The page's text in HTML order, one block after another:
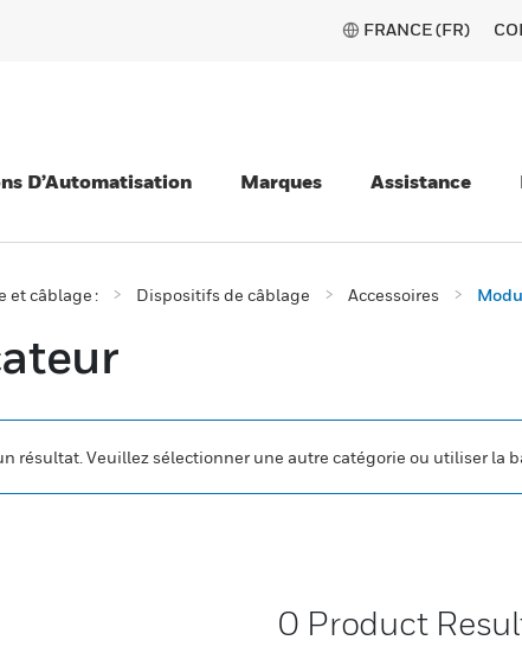
FRANCE (FR)
D’Automatisation Marques Assistance
et câblage : Dispositifs de câblage Accessoires
résultat. Veuillez sélectionner une autre catégorie ou utiliser la
0 Product